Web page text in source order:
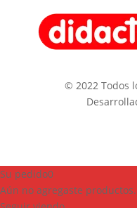
© 2022 Todos
Su pedido0
Aún no agregaste productos.